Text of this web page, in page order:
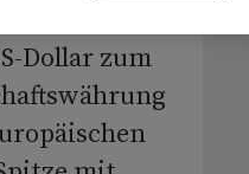
Dollar zum